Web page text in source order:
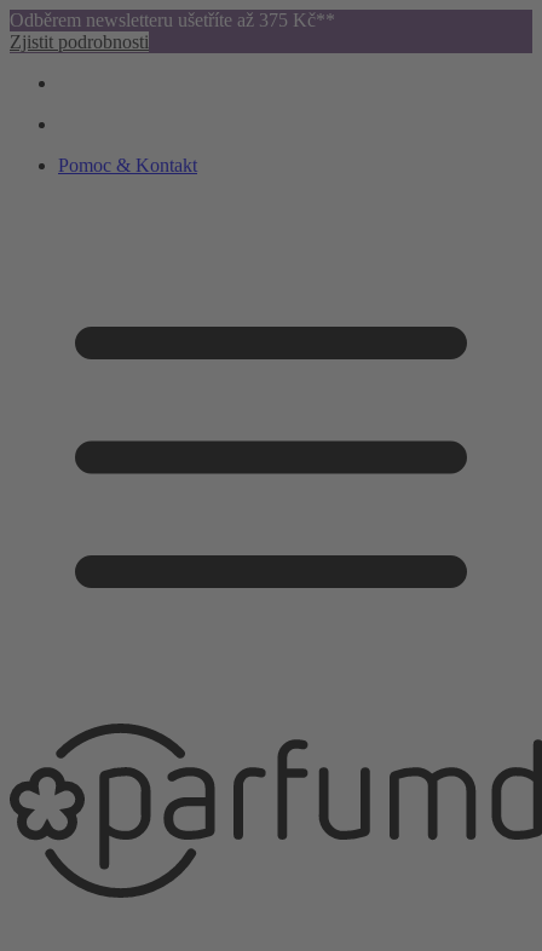
Odběrem newsletteru ušetříte až 375 Kč**
Zjistit podrobnosti
Pomoc & Kontakt